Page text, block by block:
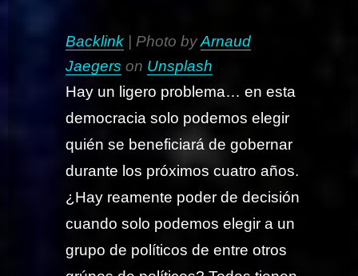
Backlink | Photo byArnaud
Jaegers on Unsplash
Hay un ligero problema… en esta
democracia solo podemos elegir
quién se beneficiará de gobernar
durante los próximos cuatro años.
¿Hay reamente poder de decisión
cuando solo podemos elegir a un
grupo de políticos de entre otros